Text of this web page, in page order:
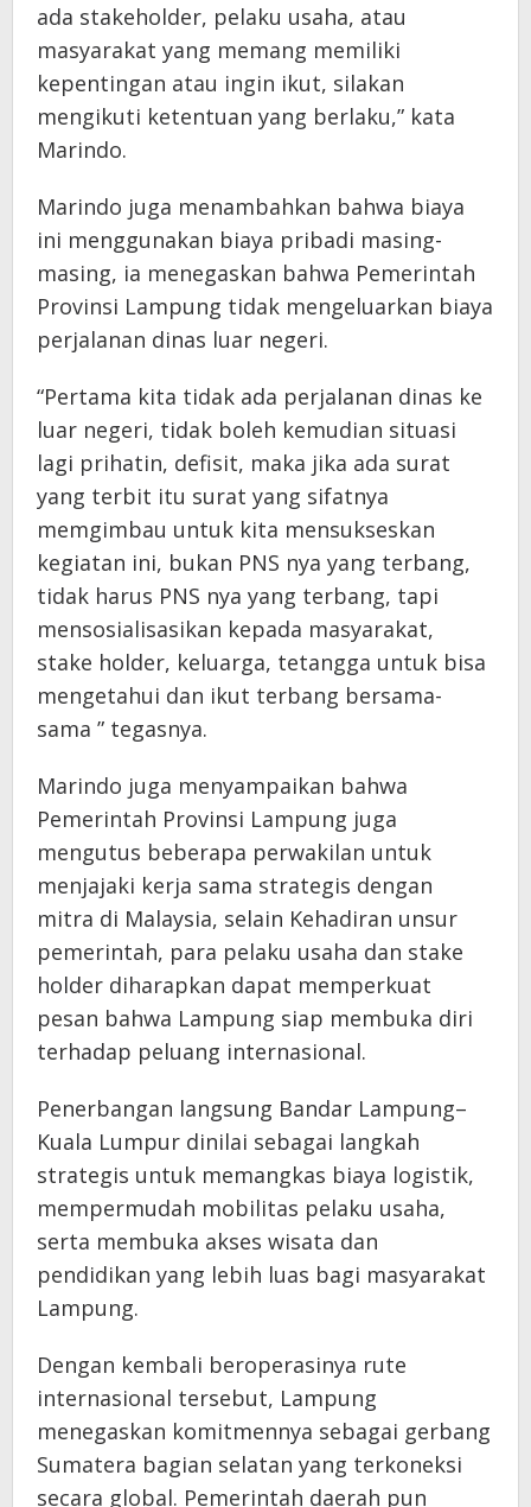
ada stakeholder, pelaku usaha, atau
masyarakat yang memang memiliki
kepentingan atau ingin ikut, silakan
mengikuti ketentuan yang berlaku,” kata
Marindo.
Marindo juga menambahkan bahwa biaya
ini menggunakan biaya pribadi masing-
masing, ia menegaskan bahwa Pemerintah
Provinsi Lampung tidak mengeluarkan biaya
perjalanan dinas luar negeri.
“Pertama kita tidak ada perjalanan dinas ke
luar negeri, tidak boleh kemudian situasi
lagi prihatin, defisit, maka jika ada surat
yang terbit itu surat yang sifatnya
memgimbau untuk kita mensukseskan
kegiatan ini, bukan PNS nya yang terbang,
tidak harus PNS nya yang terbang, tapi
mensosialisasikan kepada masyarakat,
stake holder, keluarga, tetangga untuk bisa
mengetahui dan ikut terbang bersama-
sama ” tegasnya.
Marindo juga menyampaikan bahwa
Pemerintah Provinsi Lampung juga
mengutus beberapa perwakilan untuk
menjajaki kerja sama strategis dengan
mitra di Malaysia, selain Kehadiran unsur
pemerintah, para pelaku usaha dan stake
holder diharapkan dapat memperkuat
pesan bahwa Lampung siap membuka diri
terhadap peluang internasional.
Penerbangan langsung Bandar Lampung–
Kuala Lumpur dinilai sebagai langkah
strategis untuk memangkas biaya logistik,
mempermudah mobilitas pelaku usaha,
serta membuka akses wisata dan
pendidikan yang lebih luas bagi masyarakat
Lampung.
Dengan kembali beroperasinya rute
internasional tersebut, Lampung
menegaskan komitmennya sebagai gerbang
Sumatera bagian selatan yang terkoneksi
secara global. Pemerintah daerah pun